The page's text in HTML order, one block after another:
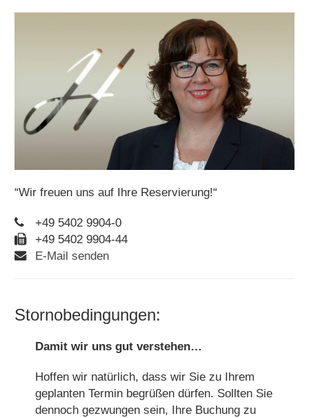
“Wir freuen uns auf Ihre Reservierung!“
+49 5402 9904-0
+49 5402 9904-44
E-Mail senden
Stornobedingungen:
Damit wir uns gut verstehen…
Hoffen wir natürlich, dass wir Sie zu Ihrem
geplanten Termin begrüßen dürfen. Sollten Sie
dennoch gezwungen sein, Ihre Buchung zu